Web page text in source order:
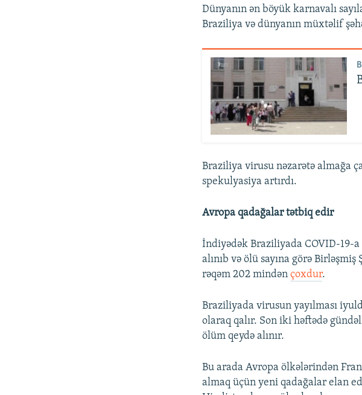
Dünyanın ən böyük karnavalı
Braziliya və dünyanın müxtəlif
Braziliya virusu nəzarətə almağa
spekulyasiya artırdı.
Avropa qadağalar tətbiq edir
İndiyədək Braziliyada COVID-19-
alınıb və ölü sayına görə
rəqəm 202 mindənçoxdur.
Braziliyada virusun yayılması
olaraq qalır. Son iki həftədə
ölüm qeydə alınır.
Bu arada Avropa ölkələrindən
almaq üçün yeni qadağalar elan